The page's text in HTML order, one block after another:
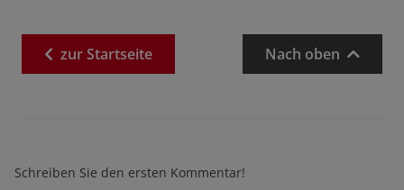
zurStartseite Nach oben
Schreiben Sie den ersten Kommentar!